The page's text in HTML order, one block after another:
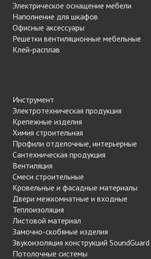
Электрическое оснащение мебели
Наполнение для шкафов
Офисные аксессуары
Решетки вентиляционные мебельные
Клей-расплав
Инструмент
Электротехническая продукция
Крепежные изделия
Химия строительная
Профили отделочные, интерьерные
Сантехническая продукция
Вентиляция
Смеси строительные
Кровельные и фасадные материалы
Двери межкомнатные и входные
Теплоизоляция
Листовой материал
Замочно-скобяные изделия
Звукоизоляция конструкций SoundGuard
Потолочные системы